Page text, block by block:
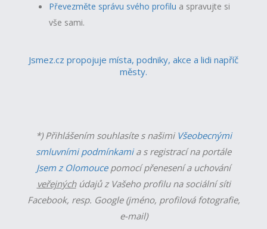
Převezměte správu svého profilu a spravujte si
vše sami.
Jsmez.cz propojuje místa, podniky, akce a lidi napříč
městy.
*) Přihlášením souhlasíte s našimi Všeobecnými
smluvními podmínkamia s registrací na portále
Jsem z Olomoucepomocí přenesení a uchování
veřejnýchúdajů z Vašeho profilu na sociální síti
Facebook, resp. Google (jméno, profilová fotografie,
e-mail)